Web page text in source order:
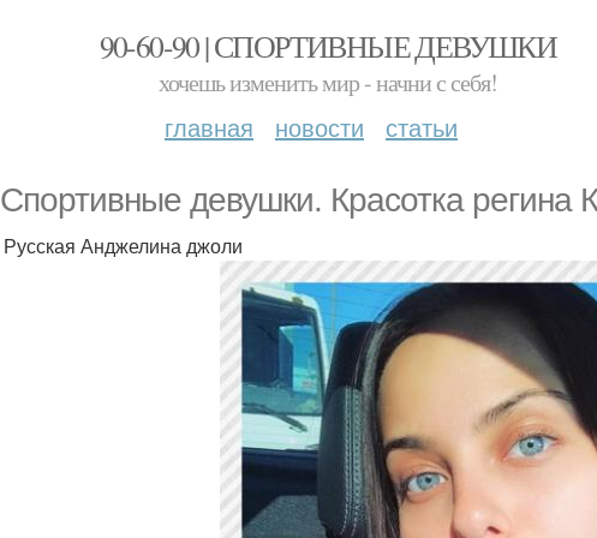
90-60-90 | СПОРТИВНЫЕ ДЕВУШКИ
хочешь изменить мир - начни с себя!
главная новости статьи
Спортивные девушки. Красотка регина
Русская Анджелина джоли